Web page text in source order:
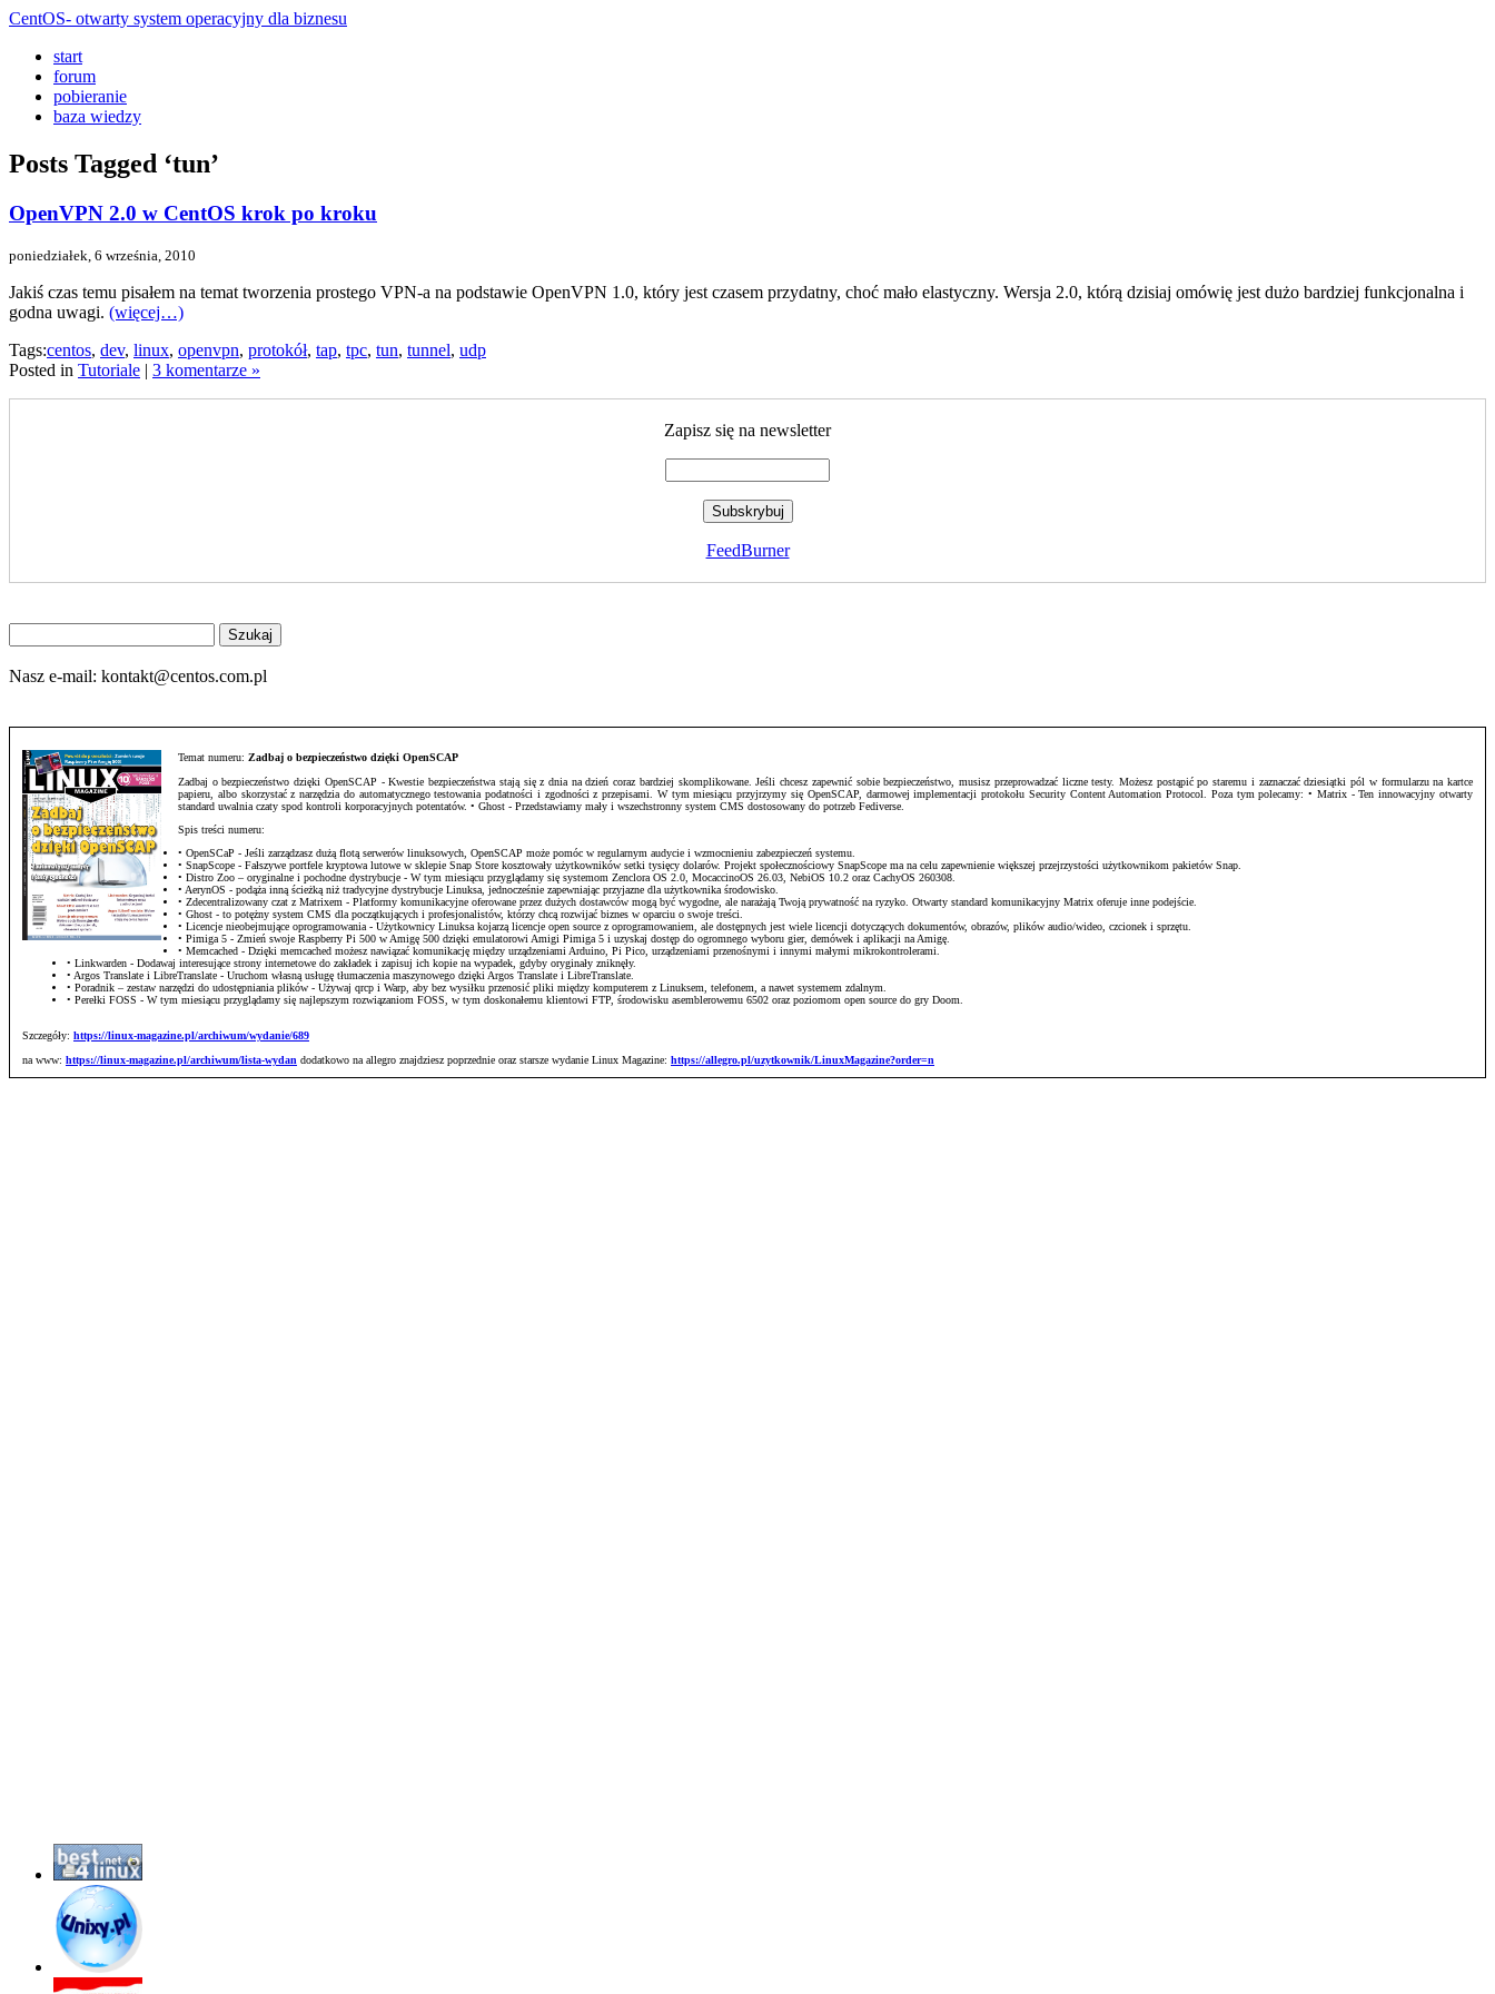
CentOS- otwarty system operacyjny dla biznesu
start
forum
pobieranie
baza wiedzy
Posts Tagged ‘tun’
OpenVPN 2.0 w CentOS krok po kroku
poniedziałek, 6 września, 2010
Jakiś czas temu pisałem na temat tworzenia prostego VPN-a na podstawie OpenVPN 1.0, który jest czasem przydatny, choć mało elastyczny. Wersja 2.0, którą dzisiaj omówię jest dużo bardziej funkcjonalna i
godna uwagi. (więcej…)
Tags:centos, dev, linux, openvpn, protokół, tap, tpc, tun, tunnel, udp
Posted in Tutoriale | 3 komentarze »
Zapisz się na newsletter
FeedBurner
na
stronie
Nasz e-mail: kontakt@centos.com.pl
Temat numeru: Zadbaj o bezpieczeństwo dzięki OpenSCAP
Zadbaj o bezpieczeństwo dzięki OpenSCAP - Kwestie bezpieczeństwa stają się z dnia na dzień coraz bardziej skomplikowane. Jeśli chcesz zapewnić sobie bezpieczeństwo, musisz przeprowadzać liczne testy. Możesz postąpić po staremu i zaznaczać dziesiątki pól w formularzu na kartce
papieru, albo skorzystać z narzędzia do automatycznego testowania podatności i zgodności z przepisami. W tym miesiącu przyjrzymy się OpenSCAP, darmowej implementacji protokołu Security Content Automation Protocol. Poza tym polecamy: • Matrix - Ten innowacyjny otwarty
standard uwalnia czaty spod kontroli korporacyjnych potentatów. • Ghost - Przedstawiamy mały i wszechstronny system CMS dostosowany do potrzeb Fediverse.
Spis treści numeru:
• OpenSCaP - Jeśli zarządzasz dużą flotą serwerów linuksowych, OpenSCAP może pomóc w regularnym audycie i wzmocnieniu zabezpieczeń systemu.
• SnapScope - Fałszywe portfele kryptowa lutowe w sklepie Snap Store kosztowały użytkowników setki tysięcy dolarów. Projekt społecznościowy SnapScope ma na celu zapewnienie większej przejrzystości użytkownikom pakietów Snap.
• Distro Zoo – oryginalne i pochodne dystrybucje - W tym miesiącu przyglądamy się systemom Zenclora OS 2.0, MocaccinoOS 26.03, NebiOS 10.2 oraz CachyOS 260308.
• AerynOS - podąża inną ścieżką niż tradycyjne dystrybucje Linuksa, jednocześnie zapewniając przyjazne dla użytkownika środowisko.
• Zdecentralizowany czat z Matrixem - Platformy komunikacyjne oferowane przez dużych dostawców mogą być wygodne, ale narażają Twoją prywatność na ryzyko. Otwarty standard komunikacyjny Matrix oferuje inne podejście.
• Ghost - to potężny system CMS dla początkujących i profesjonalistów, którzy chcą rozwijać biznes w oparciu o swoje treści.
• Licencje nieobejmujące oprogramowania - Użytkownicy Linuksa kojarzą licencje open source z oprogramowaniem, ale dostępnych jest wiele licencji dotyczących dokumentów, obrazów, plików audio/wideo, czcionek i sprzętu.
• Pimiga 5 - Zmień swoje Raspberry Pi 500 w Amigę 500 dzięki emulatorowi Amigi Pimiga 5 i uzyskaj dostęp do ogromnego wyboru gier, demówek i aplikacji na Amigę.
• Memcached - Dzięki memcached możesz nawiązać komunikację między urządzeniami Arduino, Pi Pico, urządzeniami przenośnymi i innymi małymi mikrokontrolerami.
• Linkwarden - Dodawaj interesujące strony internetowe do zakładek i zapisuj ich kopie na wypadek, gdyby oryginały zniknęły.
• Argos Translate i LibreTranslate - Uruchom własną usługę tłumaczenia maszynowego dzięki Argos Translate i LibreTranslate.
• Poradnik – zestaw narzędzi do udostępniania plików - Używaj qrcp i Warp, aby bez wysiłku przenosić pliki między komputerem z Linuksem, telefonem, a nawet systemem zdalnym.
• Perełki FOSS - W tym miesiącu przyglądamy się najlepszym rozwiązaniom FOSS, w tym doskonałemu klientowi FTP, środowisku asemblerowemu 6502 oraz poziomom open source do gry Doom.
Szczegóły: https://linux-magazine.pl/archiwum/wydanie/689
na www: https://linux-magazine.pl/archiwum/lista-wydan dodatkowo na allegro znajdziesz poprzednie oraz starsze wydanie Linux Magazine: https://allegro.pl/uzytkownik/LinuxMagazine?order=n